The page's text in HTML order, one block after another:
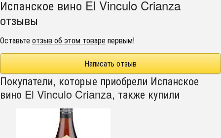
Испанское вино El Vinculo Crianza
отзывы
Оставьтеотзыв об этом товарепервым!
Написать отзыв
Покупатели, которые приобрели Испанское
вино El Vinculo Crianza, также купили